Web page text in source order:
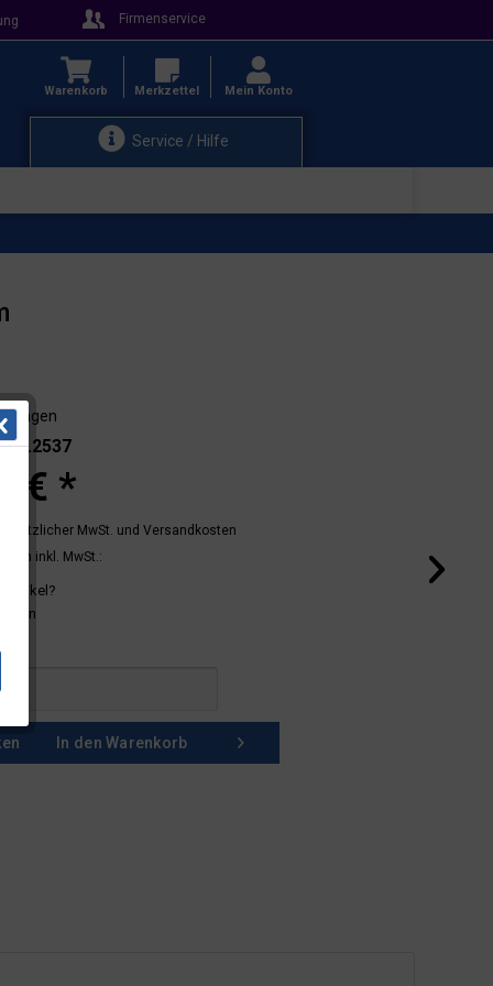
Firmenservice
Service / Hilfe
Warenkorb Merkzettel Mein Konto
Tagen
11.2537
€ *
MwSt. und Versandkosten
inkl. MwSt.:
Artikel?
In den Warenkorb